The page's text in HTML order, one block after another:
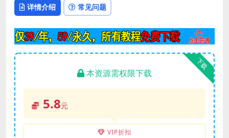
详情介绍 常见问题
下载
本资源需权限下载
5.8元
VIP折扣